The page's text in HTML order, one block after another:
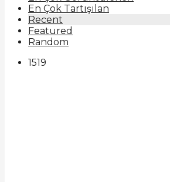
En Çok Tartışılan
Recent
Featured
Random
1519